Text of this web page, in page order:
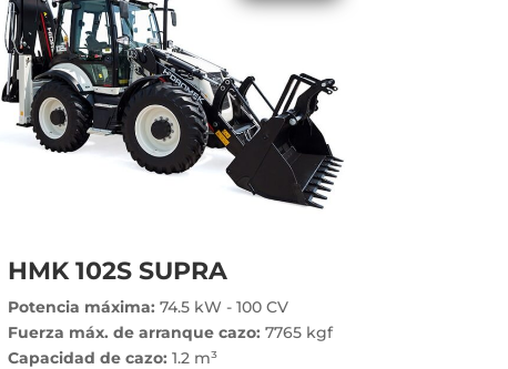
HMK 102S SUPRA
Potencia máxima: 74.5 kW - 100 CV
Fuerza máx. de arranque cazo: 7765 kgf
Capacidad de cazo: 1.2 m³